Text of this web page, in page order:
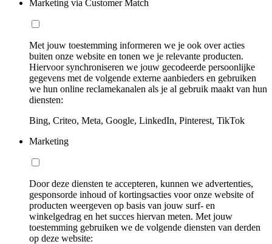
Marketing via Customer Match
Met jouw toestemming informeren we je ook over acties
buiten onze website en tonen we je relevante producten.
Hiervoor synchroniseren we jouw gecodeerde persoonlijke
gegevens met de volgende externe aanbieders en gebruiken
we hun online reclamekanalen als je al gebruik maakt van hun
diensten:
Bing, Criteo, Meta, Google, LinkedIn, Pinterest, TikTok
Marketing
Door deze diensten te accepteren, kunnen we advertenties,
gesponsorde inhoud of kortingsacties voor onze website of
producten weergeven op basis van jouw surf- en
winkelgedrag en het succes hiervan meten. Met jouw
toestemming gebruiken we de volgende diensten van derden
op deze website: